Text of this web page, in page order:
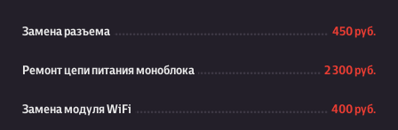
Замена разъема 450 руб.
Ремонт цепи питания моноблока 2 300 руб.
Замена модуля WiFi 400 руб.